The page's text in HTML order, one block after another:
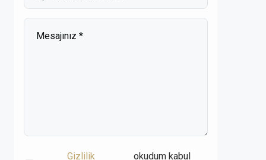
Gizlilik
okudum kabul